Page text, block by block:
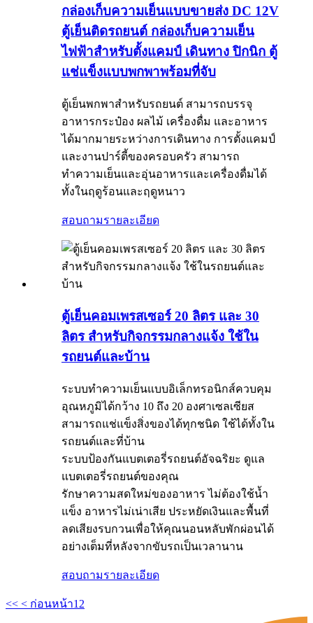
กล่องเก็บความเย็นแบบขายส่ง DC 12V
ตู้เย็นติดรถยนต์ กล่องเก็บความเย็น
ไฟฟ้าสำหรับตั้งแคมป์ เดินทาง ปิกนิก ตู้
แช่แข็งแบบพกพาพร้อมที่จับ
ตู้เย็นพกพาสำหรับรถยนต์ สามารถบรรจุ
อาหารกระป๋อง ผลไม้ เครื่องดื่ม และอาหาร
ได้มากมายระหว่างการเดินทาง การตั้งแคมป์
และงานปาร์ตี้ของครอบครัว สามารถ
ทำความเย็นและอุ่นอาหารและเครื่องดื่มได้
ทั้งในฤดูร้อนและฤดูหนาว
สอบถามรายละเอียด
ตู้เย็นคอมเพรสเซอร์ 20 ลิตร และ 30
ลิตร สำหรับกิจกรรมกลางแจ้ง ใช้ใน
รถยนต์และบ้าน
ระบบทำความเย็นแบบอิเล็กทรอนิกส์ควบคุม
อุณหภูมิได้กว้าง 10 ถึง 20 องศาเซลเซียส
สามารถแช่แข็งสิ่งของได้ทุกชนิด ใช้ได้ทั้งใน
รถยนต์และที่บ้าน
ระบบป้องกันแบตเตอรี่รถยนต์อัจฉริยะ ดูแล
แบตเตอรี่รถยนต์ของคุณ
รักษาความสดใหม่ของอาหาร ไม่ต้องใช้น้ำ
แข็ง อาหารไม่เน่าเสีย ประหยัดเงินและพื้นที่
ลดเสียงรบกวนเพื่อให้คุณนอนหลับพักผ่อนได้
อย่างเต็มที่หลังจากขับรถเป็นเวลานาน
สอบถามรายละเอียด
<< < ก่อนหน้า1 2